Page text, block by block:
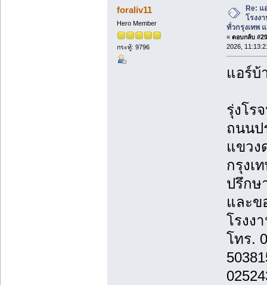
foraliv11
Hero Member
กระทู้: 9796
Re: แ
โรงง
ทั่วกรุงเทพ
« ตอบกลับ
2026,
แอร์บ้
รุ่งโร
ถนนป
แขวง
กรุงเ
ปรึกษ
และข
โรงง
โทร.